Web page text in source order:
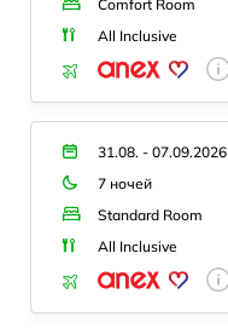
Comfort Room
All Inclusive
31.08. - 07.09.2026
7 ночей
Standard Room
All Inclusive